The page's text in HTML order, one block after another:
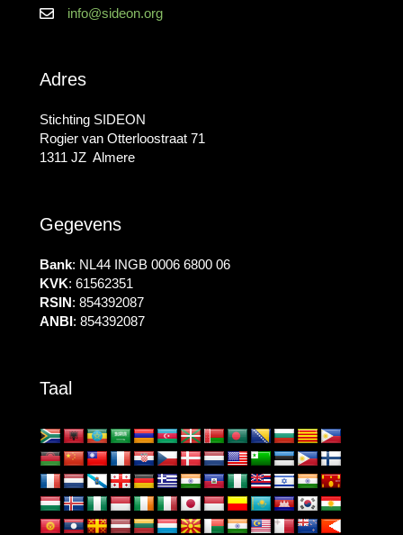
info@sideon.org
Adres
Stichting SIDEON
Rogier van Otterloostraat 71
1311 JZ Almere
Gegevens
Bank: NL44 INGB 0006 6800 06
KVK: 61562351
RSIN: 854392087
ANBI: 854392087
Taal